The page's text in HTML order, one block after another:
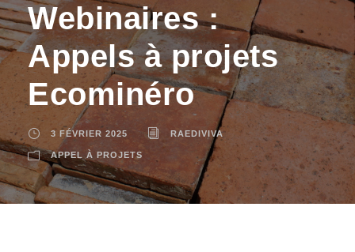
Webinaires :
Appels à projets
Ecominéro
3 FÉVRIER 2025 RAEDIVIVA
APPEL À PROJETS